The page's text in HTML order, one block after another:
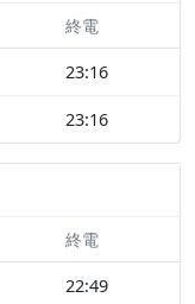
終電
23:16
23:16
終電
22:49